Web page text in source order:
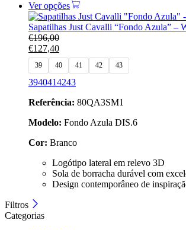
Ver opções
Sapatilhas Just Cavalli “Fondo Azula” –
€196,00
€127,40
39 40 41 42 43
3940414243
Referência: 80QA3SM1
Modelo: Fondo Azula DIS.6
Cor: Branco
Logótipo lateral em relevo 3D
Sola de borracha durável com
Design contemporâneo de
Filtros
Categorias